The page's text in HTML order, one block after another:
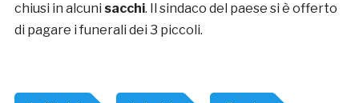
chiusi in alcuni sacchi. Il sindaco del paese si è offerto
di pagare i funerali dei 3 piccoli.